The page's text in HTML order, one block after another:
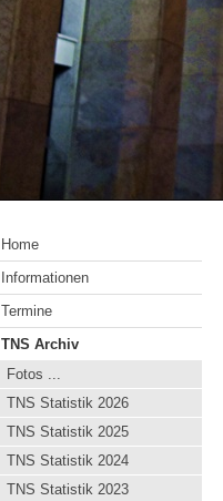
Home
Informationen
Termine
TNS Archiv
Fotos ...
TNS Statistik 2026
TNS Statistik 2025
TNS Statistik 2024
TNS Statistik 2023